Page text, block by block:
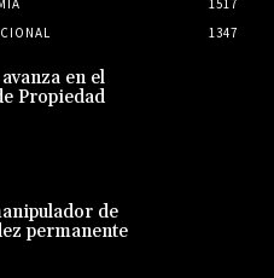
1347
en el
Propiedad
de
permanente